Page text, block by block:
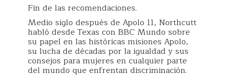
Fin de las recomendaciones.
Medio siglo después de Apolo 11, Northcutt
habló desde Texas con BBC Mundo sobre
su papel en las históricas misiones Apolo,
su lucha de décadas por la igualdad y sus
consejos para mujeres en cualquier parte
del mundo que enfrentan discriminación.